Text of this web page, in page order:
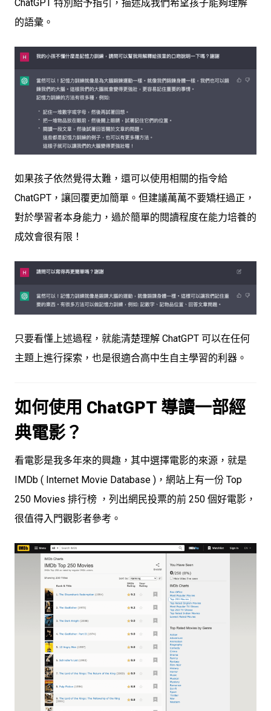
ChatGPT 特別給予指引，描述成我們希望孩子能夠理解
的語彙。
如果孩子依然覺得太難，還可以使用相關的指令給
ChatGPT，讓回覆更加簡單。但建議萬萬不要矯枉過正，
對於學習者本身能力，過於簡單的閱讀程度在能力培養的
成效會很有限！
只要看懂上述過程，就能清楚理解 ChatGPT 可以在任何
主題上進行探索，也是很適合高中生自主學習的利器。
如何使用 ChatGPT 導讀一部經
典電影？
看電影是我多年來的興趣，其中選擇電影的來源，就是
IMDb ( Internet Movie Database )，網站上有一份 Top
250 Movies 排行榜 ，列出網民投票的前 250 個好電影，
很值得入門觀影者參考。